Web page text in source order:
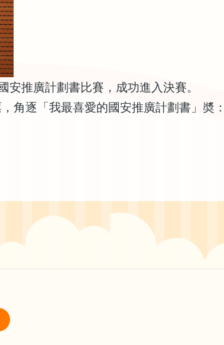
安推廣計劃書比賽，成功進入決賽。
角逐「我最喜愛的國安推廣計劃書」奬：